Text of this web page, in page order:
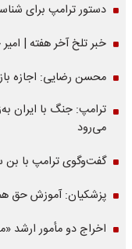
دستور ترامپ برای
خبر تلخ آخر هفته |
محسن رضایی: اجازه
ترامپ: جنگ با ایران
می‌رود
گفت‌وگوی ترامپ با بن
پزشکیان: آموزش حق
اخراج دو مأمور ارشد